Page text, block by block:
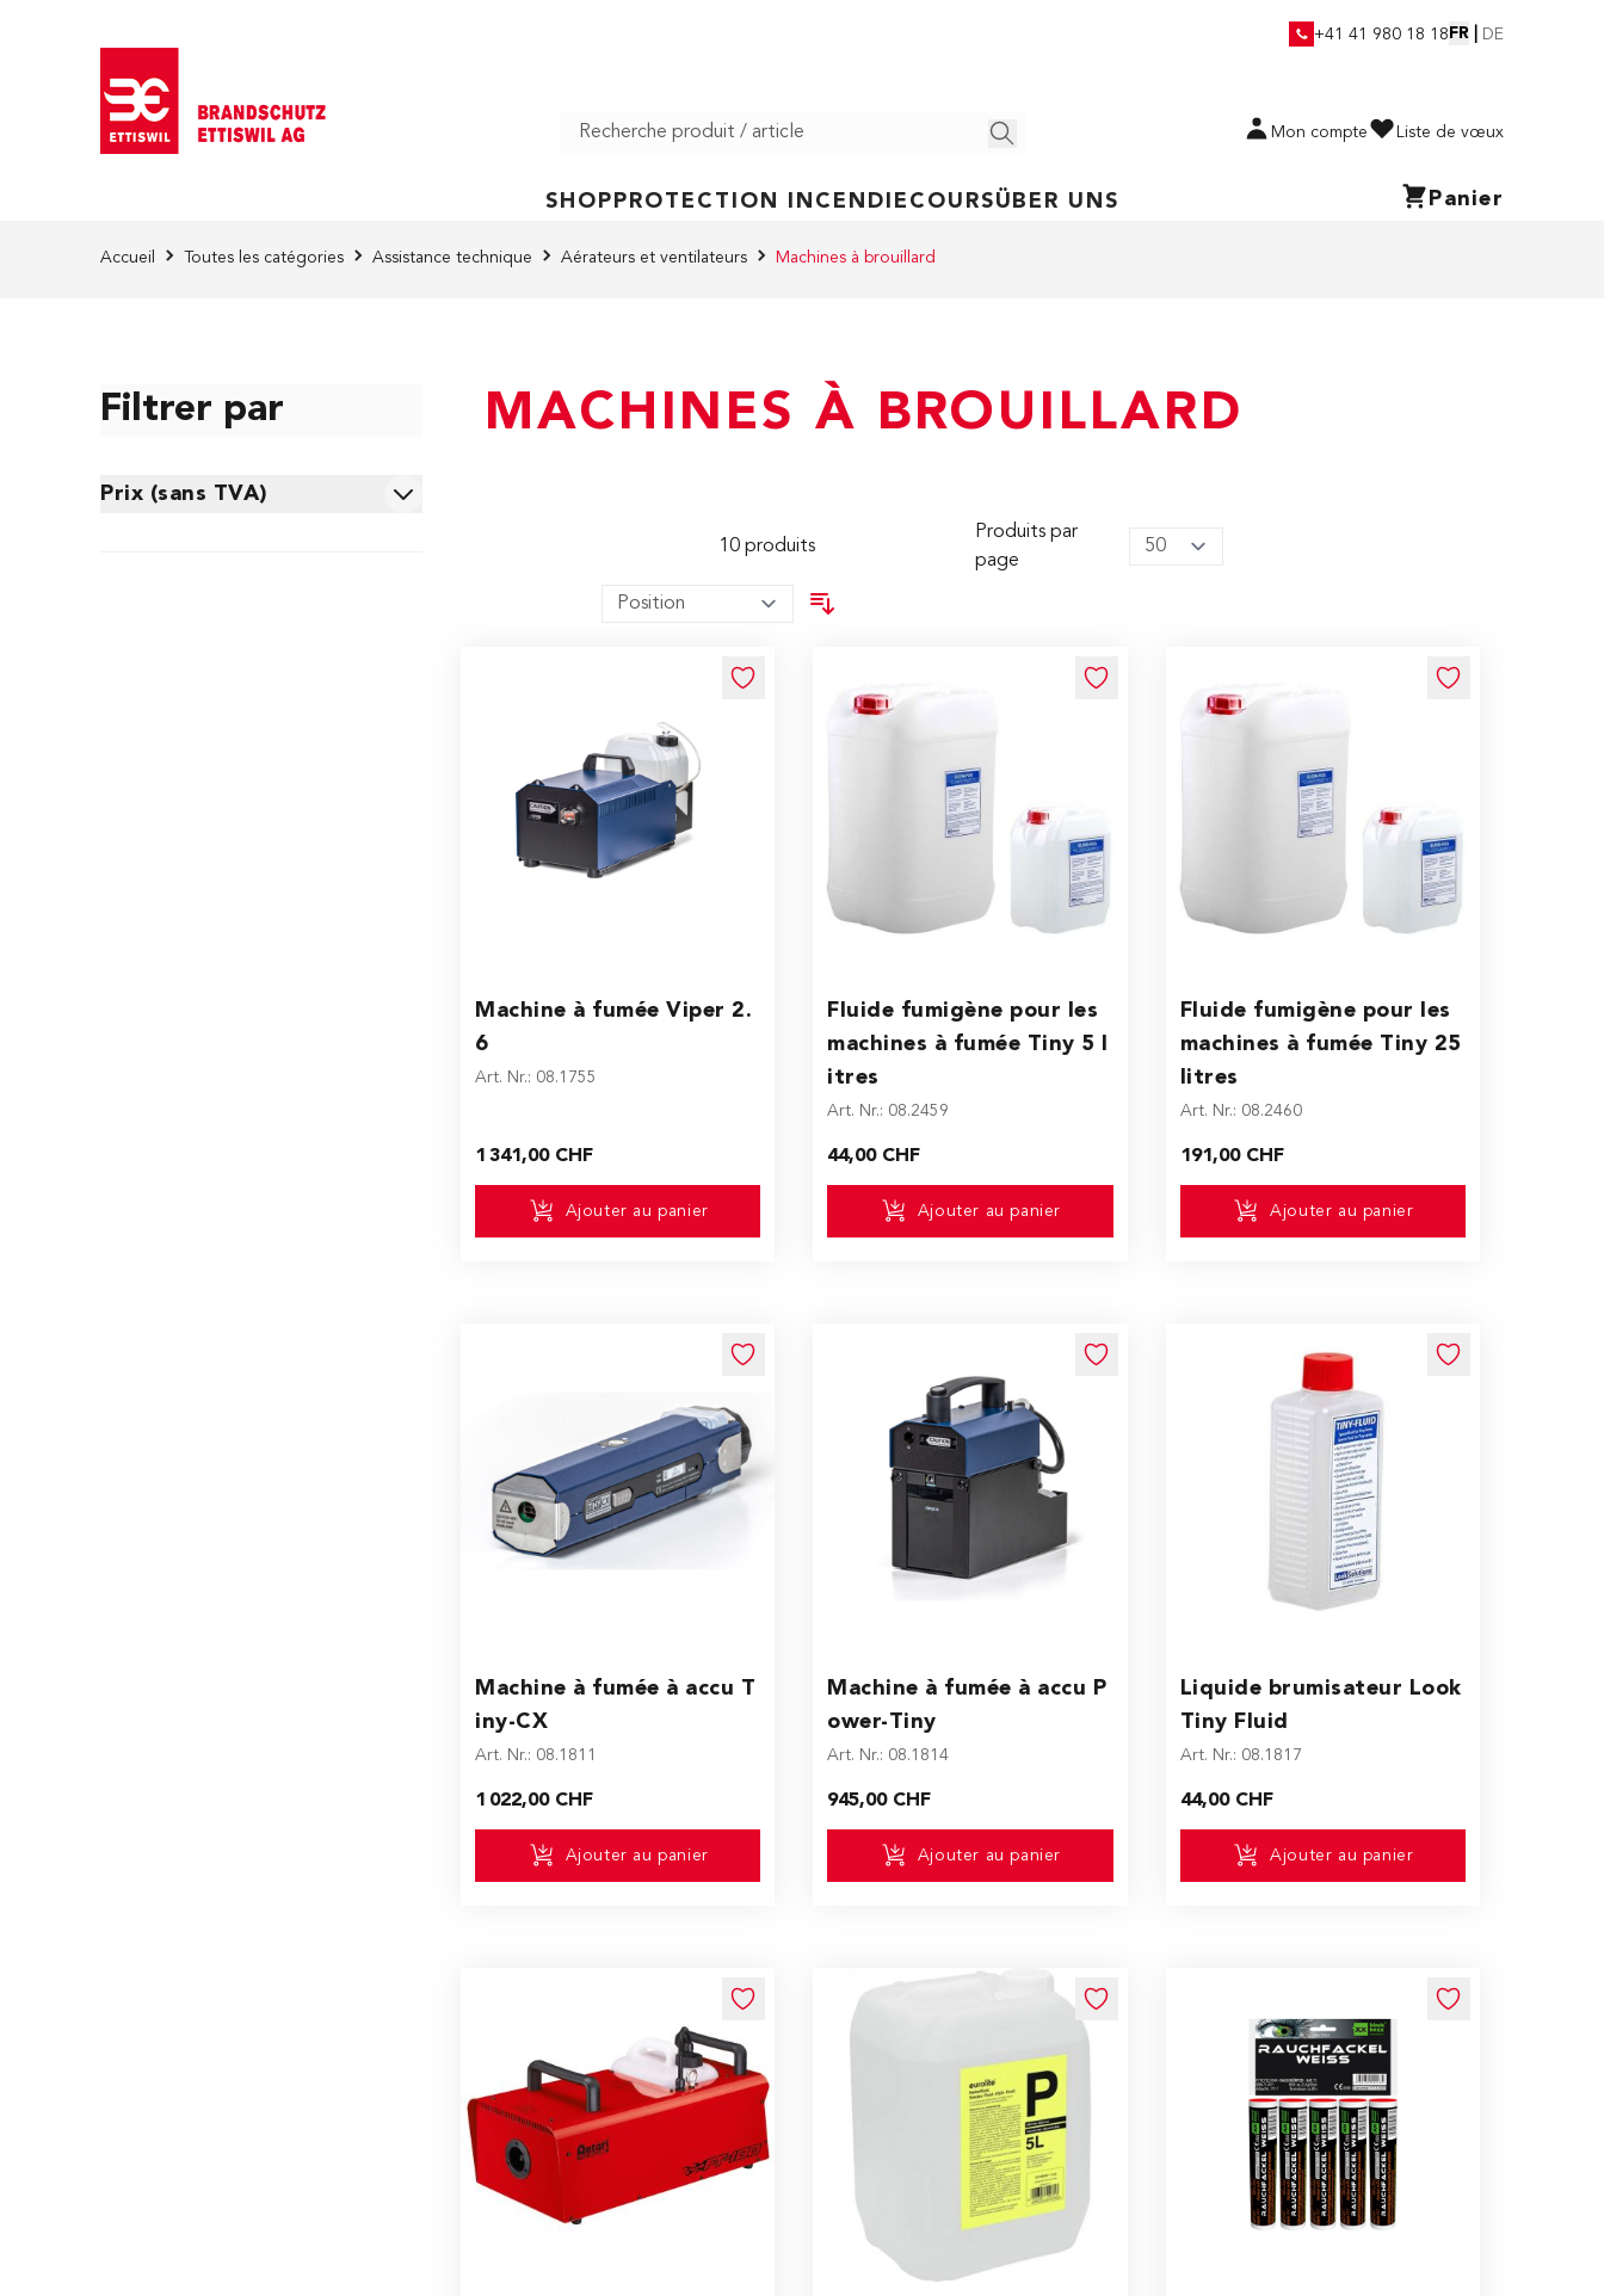
+41 41 980 18 18 FR DE
Mon compte Liste de vœux
SHOP PROTECTION INCENDIE COURSÜBER UNS Panier
Accueil Toutes les catégories Assistance technique Aérateurs et ventilateurs Machines à brouillard
Filtrer par
Skip to product list
Prix (sans TVA)
MACHINES À BROUILLARD
10produits
Produits par
page
Machine à fumée Viper 2.
6
Art. Nr.: 08.1755
1 341,00 CHF
Ajouter au panier
Fluide fumigène pour les
machines à fumée Tiny 5 l
itres
Art. Nr.: 08.2459
44,00 CHF
Ajouter au panier
Fluide fumigène pour les
machines à fumée Tiny 25
litres
Art. Nr.: 08.2460
191,00 CHF
Ajouter au panier
Machine à fumée à accu T
iny-CX
Art. Nr.: 08.1811
1 022,00 CHF
Ajouter au panier
Machine à fumée à accu P
ower-Tiny
Art. Nr.: 08.1814
945,00 CHF
Ajouter au panier
Liquide brumisateur Look
Tiny Fluid
Art. Nr.: 08.1817
44,00 CHF
Ajouter au panier